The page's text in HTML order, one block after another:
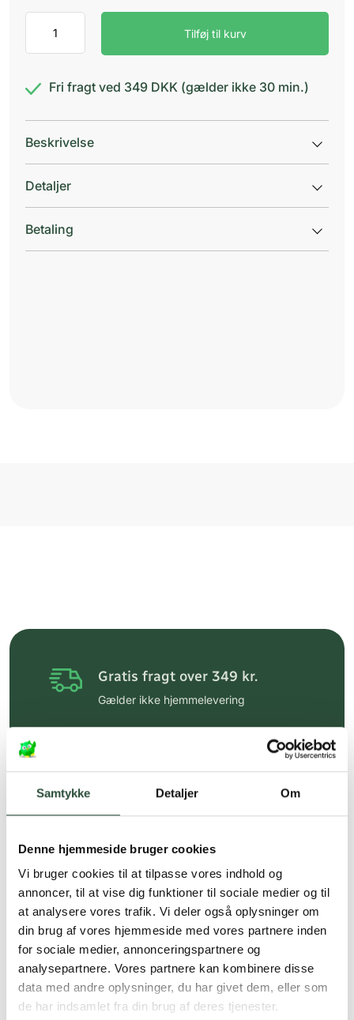
Samtykke Detaljer Om
Denne hjemmeside bruger cookies
Vi bruger cookies til at tilpasse vores indhold og
annoncer, til at vise dig funktioner til sociale medier og til
at analysere vores trafik. Vi deler også oplysninger om
din brug af vores hjemmeside med vores partnere inden
for sociale medier, annonceringspartnere og
analysepartnere. Vores partnere kan kombinere disse
data med andre oplysninger, du har givet dem, eller som
de har indsamlet fra din brug af deres tjenester.
Protection
Vinyl
antal
Tilføj til kurv
Fri fragt ved 349 DKK (gælder ikke 30 min.)
Beskrivelse
Detaljer
Betaling
Gratis fragt over 349 kr.
Gælder ikke hjemmelevering
Hurtig levering (30 min. i Kbh)
Faste lave priser*
*Gælder ikke ernæringsprodukter.
Stort udvalg af kendte
produkter
Vi tilbyder et stort udvalg af kendte
cremer, vitaminer og andre spændende
produkter – altid til fast lav pris.